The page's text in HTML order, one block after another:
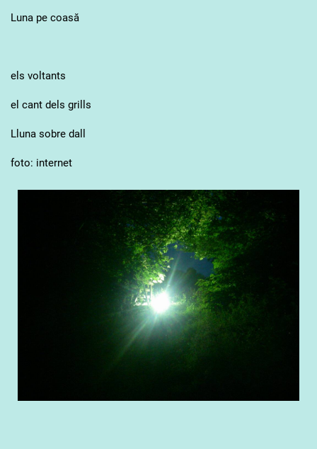
Luna pe coasă
els voltants
el cant dels grills
Lluna sobre dall
foto: internet